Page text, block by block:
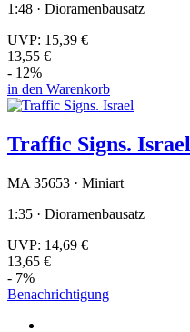
1:48 · Dioramenbausatz
UVP: 15,39 €
13,55 €
- 12%
in den Warenkorb
Traffic Signs. Israel
MA 35653 · Miniart
1:35 · Dioramenbausatz
UVP: 14,69 €
13,65 €
- 7%
Benachrichtigung